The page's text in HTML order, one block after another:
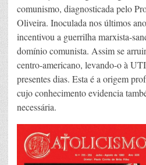
comunismo, diagnosticada pelo
Oliveira. Inoculada nos últimos
incentivou a guerrilha marxista-
domínio comunista. Assim se
centro-americano, levando-o à
presentes dias. Esta é a origem
cujo conhecimento evidencia
necessária.